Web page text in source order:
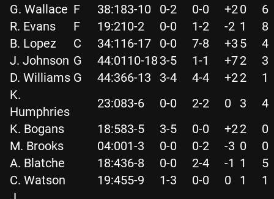
G. Wallace F 38:183-10 0-2 0-0 +20
6
R. Evans
F 19:210-2 0-0 1-2 -2 1
8
B. Lopez
C 34:116-17 0-0 7-8 +3 5
4
J. Johnson G 44:0110-183-5 1-1 +72
3
D. Williams G 44:366-13 3-4 4-4 +22
1
K.
Humphries
23:083-6 0-0 2-2 0 3
4
K. Bogans
18:583-5 3-5 0-0 +22
0
M. Brooks
04:001-3 0-0 0-2 -3 0
0
A. Blatche
18:436-8 0-0 2-4 -1 1
5
C. Watson
19:455-9 1-3 0-0 0 1
1